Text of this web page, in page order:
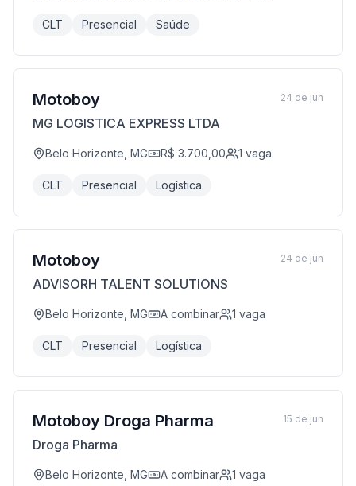
CLT Presencial Saúde
Motoboy
MG LOGISTICA EXPRESS LTDA
Belo Horizonte, MG R$ 3.700,00 1 vaga
CLT Presencial Logística
24 de jun
Motoboy
ADVISORH TALENT SOLUTIONS
Belo Horizonte, MG A combinar 1 vaga
CLT Presencial Logística
24 de jun
Motoboy Droga Pharma
Droga Pharma
Belo Horizonte, MG A combinar 1 vaga
15 de jun